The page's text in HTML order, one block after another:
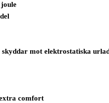
skyddar mot elektrostatiska
comfort